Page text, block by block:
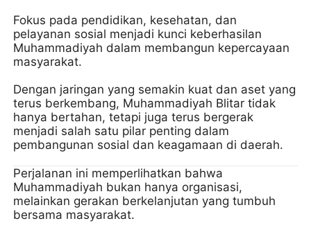
Fokus pada pendidikan, kesehatan, dan
pelayanan sosial menjadi kunci keberhasilan
Muhammadiyah dalam membangun kepercayaan
masyarakat.
Dengan jaringan yang semakin kuat dan aset yang
terus berkembang, Muhammadiyah Blitar tidak
hanya bertahan, tetapi juga terus bergerak
menjadi salah satu pilar penting dalam
pembangunan sosial dan keagamaan di daerah.
Perjalanan ini memperlihatkan bahwa
Muhammadiyah bukan hanya organisasi,
melainkan gerakan berkelanjutan yang tumbuh
bersama masyarakat.